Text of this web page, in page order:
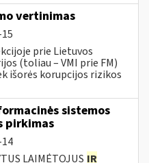
vertinimas
prie Lietuvos
(toliau – VMI prie FM)
išorės korupcijos rizikos
sistemos
pirkimas
LAIMĖTOJUS IR